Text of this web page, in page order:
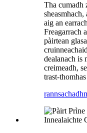
Tha cumadh
aig an
Freagarrach
pàirtean
dealanach is
creimeadh,
trast-
rannsachadh